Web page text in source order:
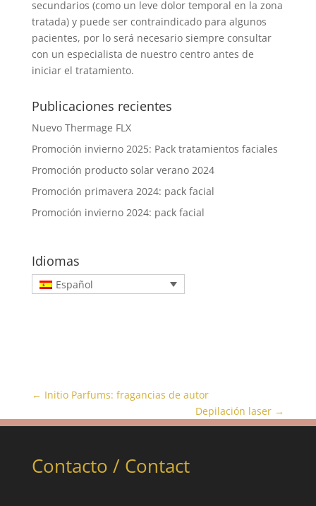
secundarios (como un leve dolor temporal en la zona
tratada) y puede ser contraindicado para algunos
pacientes, por lo será necesario siempre consultar
con un especialista de nuestro centro antes de
iniciar el tratamiento.
Publicaciones recientes
Nuevo Thermage FLX
Promoción invierno 2025: Pack tratamientos faciales
Promoción producto solar verano 2024
Promoción primavera 2024: pack facial
Promoción invierno 2024: pack facial
Idiomas
Español
← Initio Parfums: fragancias de autor
Depilación laser →
Contacto / Contact